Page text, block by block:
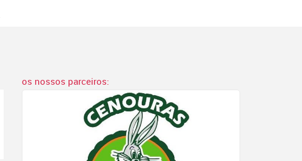
os nossos parceiros: